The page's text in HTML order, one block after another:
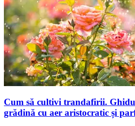
Cum să cultivi trandafirii.
grădină cu aer aristocratic și